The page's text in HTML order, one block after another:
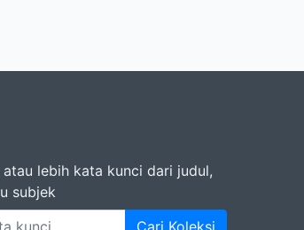
lebih kata kunci dari judul,
subjek
Cari Koleksi